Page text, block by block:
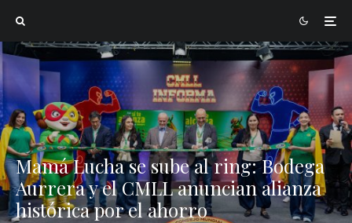
Mamá Lucha se sube al ring: Bodega
Aurrera y el CMLL anuncian alianza
histórica por el ahorro